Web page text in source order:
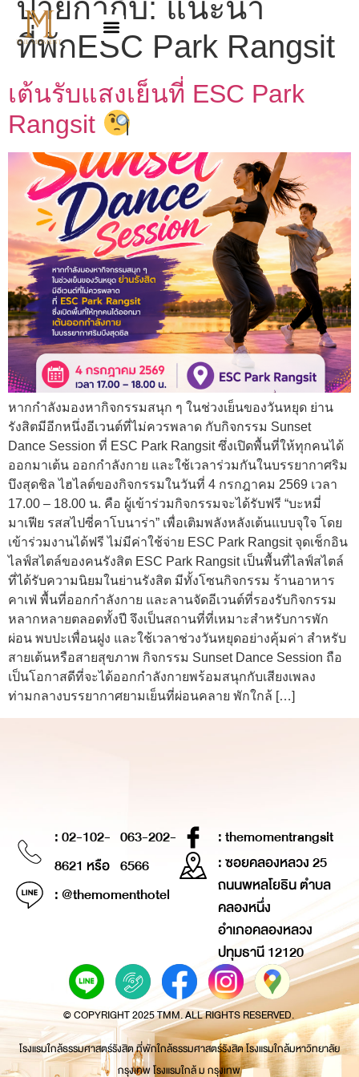
ป้ายกำกับ: แนะนำ
ที่พักESC Park Rangsit
เต้นรับแสงเย็นที่ ESC Park
Rangsit
หากกำลังมองหากิจกรรมสนุก ๆ ในช่วงเย็นของวันหยุด ย่าน
รังสิตมีอีกหนึ่งอีเวนต์ที่ไม่ควรพลาด กับกิจกรรม Sunset
Dance Session ที่ ESC Park Rangsit ซึ่งเปิดพื้นที่ให้ทุกคนได้
ออกมาเต้น ออกกำลังกาย และใช้เวลาร่วมกันในบรรยากาศริม
บึงสุดชิล ไฮไลต์ของกิจกรรมในวันที่ 4 กรกฎาคม 2569 เวลา
17.00 – 18.00 น. คือ ผู้เข้าร่วมกิจกรรมจะได้รับฟรี “บะหมี่
มาเฟีย รสสไปซี่คาโบนาร่า” เพื่อเติมพลังหลังเต้นแบบจุใจ โดย
เข้าร่วมงานได้ฟรี ไม่มีค่าใช้จ่าย ESC Park Rangsit จุดเช็กอิน
ไลฟ์สไตล์ของคนรังสิต ESC Park Rangsit เป็นพื้นที่ไลฟ์สไตล์
ที่ได้รับความนิยมในย่านรังสิต มีทั้งโซนกิจกรรม ร้านอาหาร
คาเฟ่ พื้นที่ออกกำลังกาย และลานจัดอีเวนต์ที่รองรับกิจกรรม
หลากหลายตลอดทั้งปี จึงเป็นสถานที่ที่เหมาะสำหรับการพัก
ผ่อน พบปะเพื่อนฝูง และใช้เวลาช่วงวันหยุดอย่างคุ้มค่า สำหรับ
สายเต้นหรือสายสุขภาพ กิจกรรม Sunset Dance Session ถือ
เป็นโอกาสดีที่จะได้ออกกำลังกายพร้อมสนุกกับเสียงเพลง
ท่ามกลางบรรยากาศยามเย็นที่ผ่อนคลาย พักใกล้ […]
: 02-102-
8621 หรือ
063-202-
6566
: @themomenthotel
: themomentrangsit
: ซอยคลองหลวง 25
ถนนพหลโยธิน ตำบล
คลองหนึ่ง
อำเภอคลองหลวง
ปทุมธานี 12120
© COPYRIGHT 2025 TMM. ALL RIGHTS RESERVED.
โรงแรมใกล้ธรรมศาสตร์รังสิต ที่พักใกล้ธรรมศาสตร์รังสิต โรงแรมใกล้มหาวิทยาลัย
กรุงเทพ โรงแรมใกล้ ม กรุงเทพ